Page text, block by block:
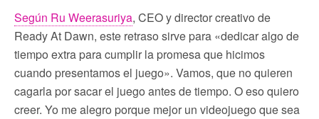
Según Ru Weerasuriya, CEO y director creativo de
Ready At Dawn, este retraso sirve para «dedicar algo de
tiempo extra para cumplir la promesa que hicimos
cuando presentamos el juego». Vamos, que no quieren
cagarla por sacar el juego antes de tiempo. O eso quiero
creer. Yo me alegro porque mejor un videojuego que sea